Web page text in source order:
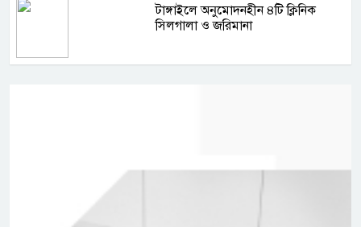
টাঙ্গাইলে অনুমোদনহীন ৪টি ক্লিনিক
সিলগালা ও জরিমানা